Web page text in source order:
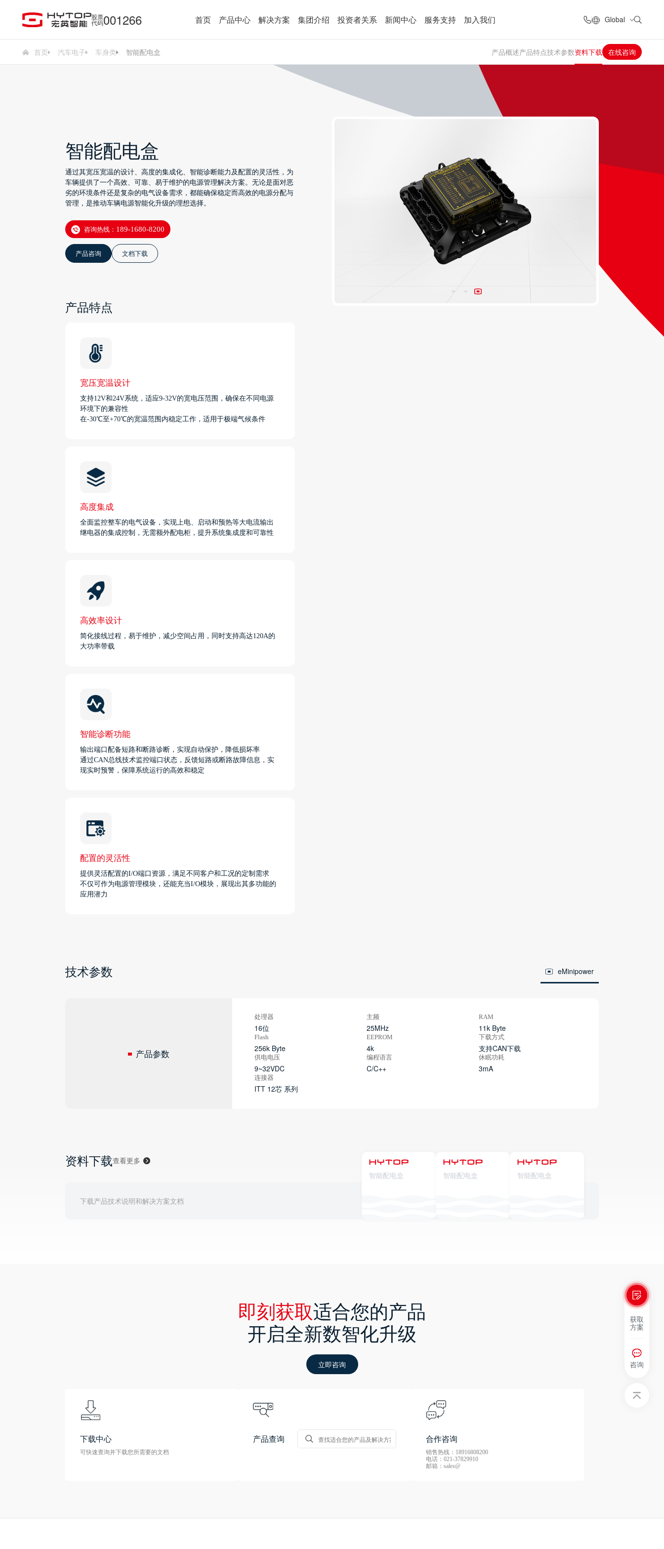
股票
代码001266 首页 产品中心 解决方案 集团介绍 投资者关系 新闻中心 服务支持 加入我们 Global
首页 汽车电子 车身类 智能配电盒 产品概述产品特点技术参数资料下载 在线咨询
智能配电盒
通过其宽压宽温的设计、高度的集成化、智能诊断能力及配置的灵活性，为
车辆提供了一个高效、可靠、易于维护的电源管理解决方案。无论是面对恶
劣的环境条件还是复杂的电气设备需求，都能确保稳定而高效的电源分配与
管理，是推动车辆电源智能化升级的理想选择。
咨询热线： 189-1680-8200
产品咨询 文档下载
产品特点
宽压宽温设计
支持12V和24V系统，适应9-32V的宽电压范围，确保在不同电源
环境下的兼容性
在-30℃至+70℃的宽温范围内稳定工作，适用于极端气候条件
高度集成
全面监控整车的电气设备，实现上电、启动和预热等大电流输出
继电器的集成控制，无需额外配电柜，提升系统集成度和可靠性
高效率设计
简化接线过程，易于维护，减少空间占用，同时支持高达120A的
大功率带载
智能诊断功能
输出端口配备短路和断路诊断，实现自动保护，降低损坏率
通过CAN总线技术监控端口状态，反馈短路或断路故障信息，实
现实时预警，保障系统运行的高效和稳定
配置的灵活性
提供灵活配置的I/O端口资源，满足不同客户和工况的定制需求
不仅可作为电源管理模块，还能充当I/O模块，展现出其多功能的
应用潜力
技术参数 eMinipower
产品参数
处理器
16位
主频
25MHz
RAM
11k Byte
Flash
256k Byte
EEPROM
4k
下载方式
支持CAN下载
供电电压
9~32VDC
编程语言
C/C++
休眠功耗
3mA
连接器
ITT 12芯 系列
资料下载查看更多
下载产品技术说明和解决方案文档
智能配电盒 智能配电盒 智能配电盒
即刻获取适合您的产品
开启全新数智化升级
立即咨询
下载中心
可快速查询并下载您所需要的文档
产品查询 合作咨询
销售热线：18916808200
电话：021-37829910
邮箱：sales@
获取
方案
咨询